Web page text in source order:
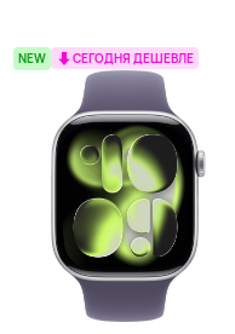
NEW СЕГОДНЯ ДЕШЕВЛЕ